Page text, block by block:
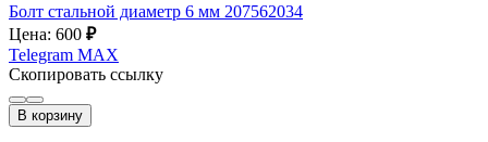
Болт стальной диаметр 6 мм 207562034
Цена: 600 ₽
Telegram MAX
Скопировать ссылку
В корзину